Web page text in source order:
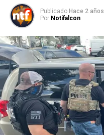
Publicado Hace 2 años
Por Notifalcon